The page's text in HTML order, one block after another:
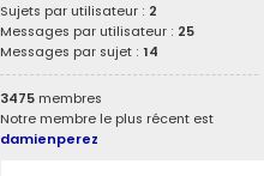
Sujets par utilisateur : 2
Messages par utilisateur : 25
Messages par sujet :14
3475 membres
Notre membre le plus récent est
damienperez